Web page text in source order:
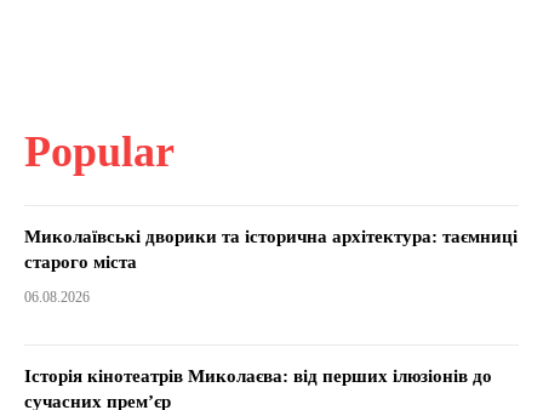
Popular
Миколаївські дворики та історична архітектура: таємниці
старого міста
06.08.2026
Історія кінотеатрів Миколаєва: від перших ілюзіонів до
сучасних прем’єр